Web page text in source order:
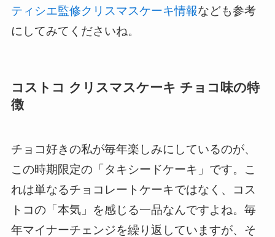
ティシエ監修クリスマスケーキ情報なども参考
にしてみてくださいね。
コストコ クリスマスケーキ チョコ味の特
徴
チョコ好きの私が毎年楽しみにしているのが、
この時期限定の「タキシードケーキ」です。こ
れは単なるチョコレートケーキではなく、コス
トコの「本気」を感じる一品なんですよね。毎
年マイナーチェンジを繰り返していますが、そ